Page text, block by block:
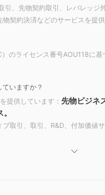
、先物契約取引、レバレッジ
契約決済などのサービスを提供
のライセンス番号AOU118に
いますか？
提供しています： 先物ビジネ
取引、取引、R&D、付加価値
数などの取引サービス。